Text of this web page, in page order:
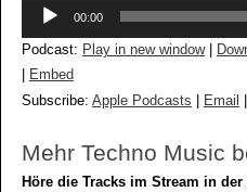
Audio-
00:00
Podcast: Play in new window|
Embed
Subscribe: Apple Podcasts Email
Mehr Techno Music
Höre die Tracks im Stream in der